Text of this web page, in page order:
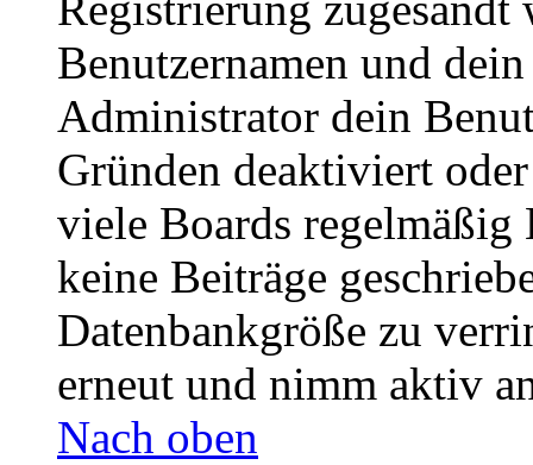
Benutzernamen und
Administrator dein
Gründen deaktiviert
viele Boards
keine Beiträge
Datenbankgröße zu
erneut und nimm aktiv
Nach oben